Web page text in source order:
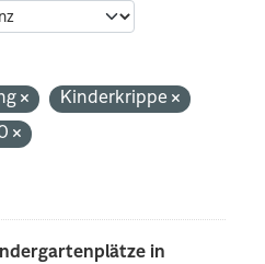
Kinderkrippe
in